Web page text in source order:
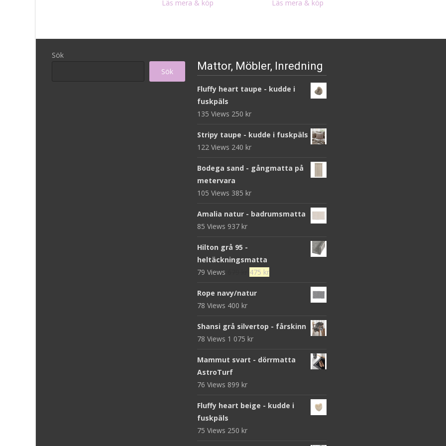
Läs mera & köp Läs mera & köp
Sök
Sök
Mattor, Möbler, Inredning
Fluffy heart taupe - kudde i
fuskpäls
135 Views 250 kr
Stripy taupe - kudde i fuskpäls
122 Views 240 kr
Bodega sand - gångmatta på
metervara
105 Views 385 kr
Amalia natur - badrumsmatta
85 Views 937 kr
Hilton grå 95 -
heltäckningsmatta
79 Views
Det
priset
475 krDet
475 kr.
Rope navy/natur
78 Views 400 kr
Shansi grå silvertop - fårskinn
78 Views 1 075 kr
Mammut svart - dörrmatta
AstroTurf
76 Views 899 kr
Fluffy heart beige - kudde i
fuskpäls
75 Views 250 kr